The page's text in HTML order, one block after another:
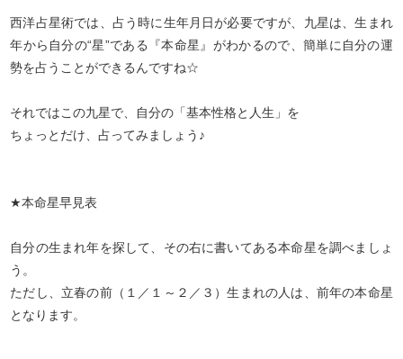
西洋占星術では、占う時に生年月日が必要ですが、九星は、生まれ
年から自分の“星”である『本命星』がわかるので、簡単に自分の運
勢を占うことができるんですね☆
それではこの九星で、自分の「基本性格と人生」を
ちょっとだけ、占ってみましょう♪
★本命星早見表
自分の生まれ年を探して、その右に書いてある本命星を調べましょ
う。
ただし、立春の前（１／１～２／３）生まれの人は、前年の本命星
となります。